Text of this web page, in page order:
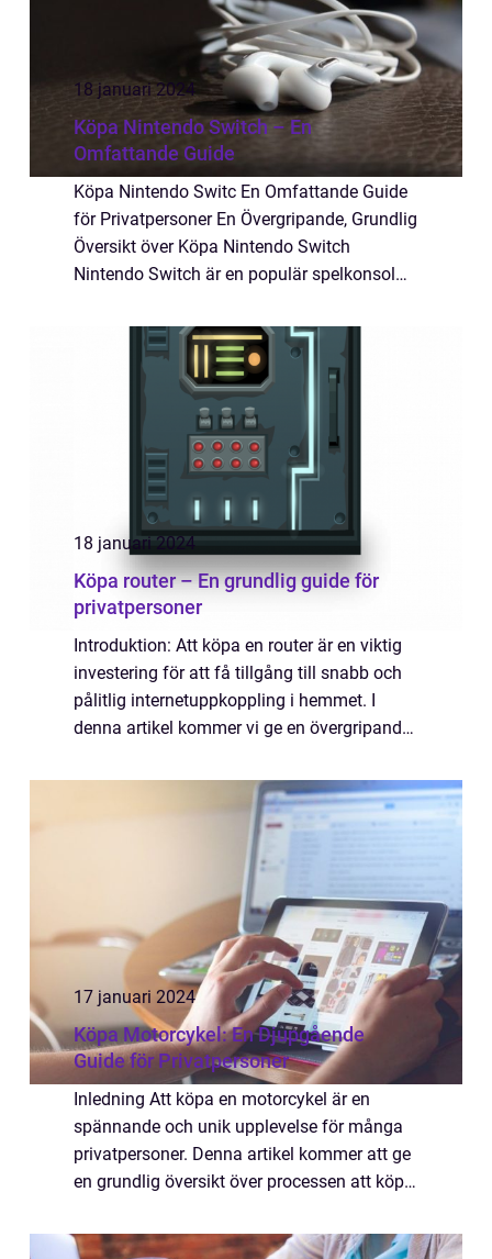
18 januari 2024
Köpa Nintendo Switch – En
Omfattande Guide
Köpa Nintendo Switc En Omfattande Guide
för Privatpersoner En Övergripande, Grundlig
Översikt över Köpa Nintendo Switch
Nintendo Switch är en populär spelkonsol
spelupplevelse. Det är en hybridkonsol som
kan ans...
18 januari 2024
Köpa router – En grundlig guide för
privatpersoner
Introduktion: Att köpa en router är en viktig
investering för att få tillgång till snabb och
pålitlig internetuppkoppling i hemmet. I
denna artikel kommer vi ge en övergripande
omfattande presentation av vad det inne...
17 januari 2024
Köpa Motorcykel: En Djupgående
Guide för Privatpersoner
Inledning Att köpa en motorcykel är en
spännande och unik upplevelse för många
privatpersoner. Denna artikel kommer att ge
en grundlig översikt över processen att köpa
typer av motorcyklar, populära varumär...